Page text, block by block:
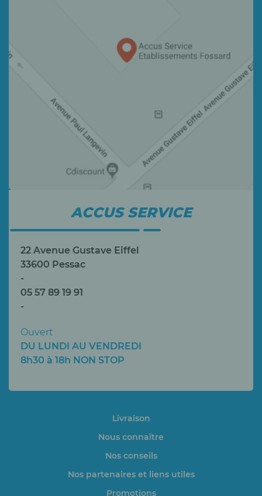
ACCUS SERVICE
22 Avenue Gustave Eiffel
33600 Pessac
-
05 57 89 19 91
-
Ouvert
DU LUNDI AU VENDREDI
8h30 à 18h NON STOP
Livraison
Nous connaître
Nos conseils
Nos partenaires et liens utiles
Promotions